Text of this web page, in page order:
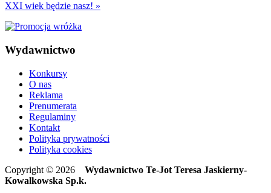
XXI wiek będzie nasz! »
Wydawnictwo
Konkursy
O nas
Reklama
Prenumerata
Regulaminy
Kontakt
Polityka prywatności
Polityka cookies
Copyright © 2026 Wydawnictwo Te-Jot Teresa Jaskierny-
Kowalkowska Sp.k.